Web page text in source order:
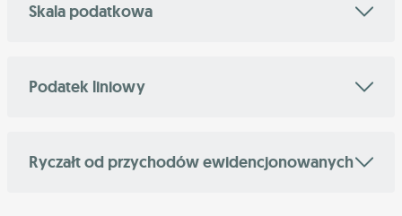
Skala podatkowa
Podatek liniowy
Ryczałt od przychodów ewidencjonowanych